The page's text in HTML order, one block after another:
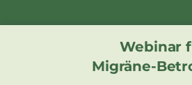
Inhalt
Webinar
Migräne-